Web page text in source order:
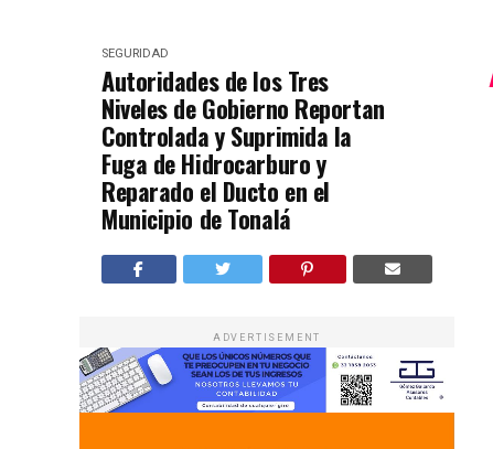
SEGURIDAD
Autoridades de los Tres
Niveles de Gobierno Reportan
Controlada y Suprimida la
Fuga de Hidrocarburo y
Reparado el Ducto en el
Municipio de Tonalá
ADVERTISEMENT